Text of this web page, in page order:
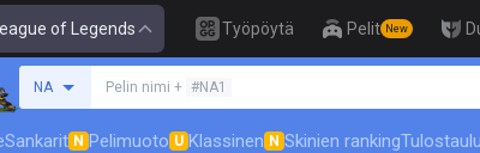
League of Legends Työpöytä Pelit New
NA
Hae summoneria
Pelin nimi + #NA1
Sankarit N Pelimuoto U Klassinen N Skinien ranking